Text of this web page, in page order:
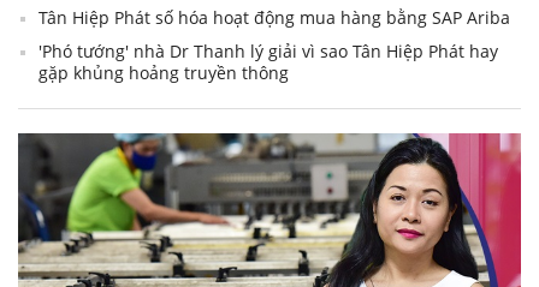
Tân Hiệp Phát số hóa hoạt động mua hàng bằng SAP Ariba
'Phó tướng' nhà Dr Thanh lý giải vì sao Tân Hiệp Phát hay
gặp khủng hoảng truyền thông